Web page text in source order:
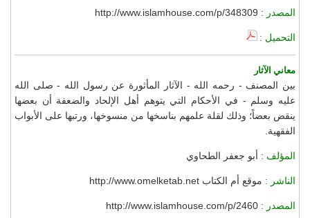
المصدر : http://www.islamhouse.com/p/348309
التحميل :
معاني الآثار
بين المصنف - رحمه الله - الآثار المأثورة عن رسول الله - صلى الله
عليه وسلم - في الأحكام التي يتوهم أهل الإلحاد والضعفة أن بعضها
ينقض بعضاً؛ وذلك لقلة علمهم بناسخها من منسوخها، ورتبها على الأبواب
الفقهية.
المؤلف : أبو جعفر الطحاوي
الناشر : موقع أم الكتاب http://www.omelketab.net
المصدر : http://www.islamhouse.com/p/2460